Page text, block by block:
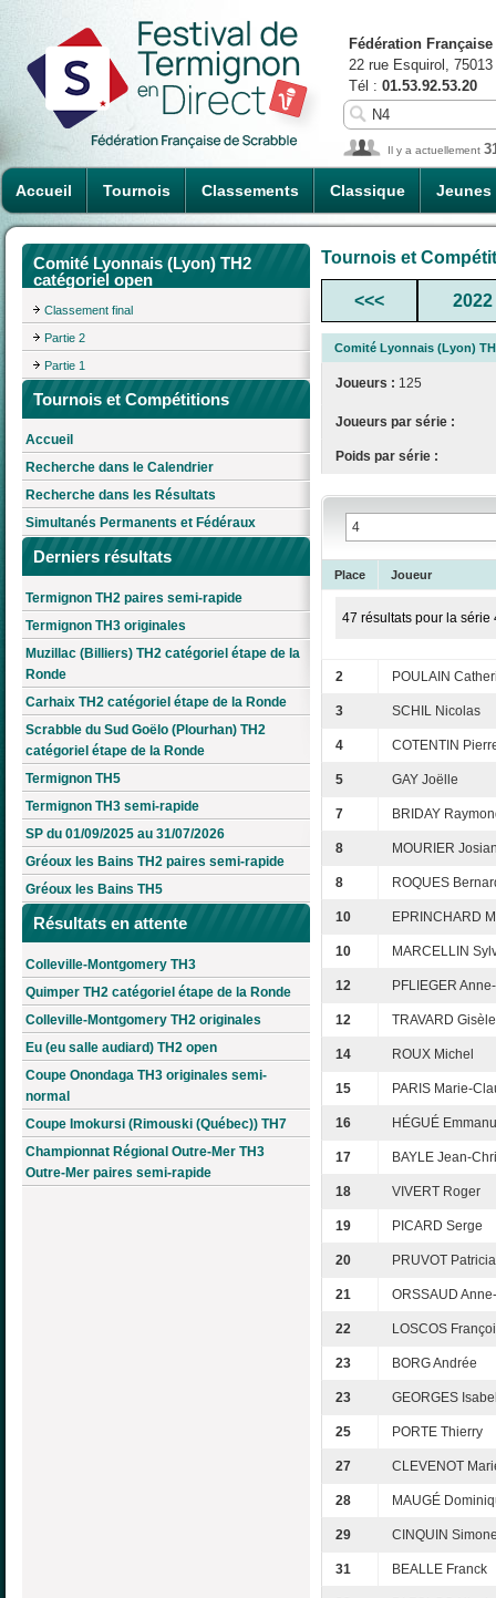
Accueil Tournois Classements Classique Jeunes
Fédération
22 rue Esquirol,
Tél : 01.53.92.53.20
Il y a actuellement
Comité Lyonnais (Lyon) TH2
catégoriel open
Classement final
Partie 2
Partie 1
Tournois et Compétitions
Accueil
Recherche dans le Calendrier
Recherche dans les Résultats
Simultanés Permanents et Fédéraux
Derniers résultats
Termignon TH2 paires semi-rapide
Termignon TH3 originales
Muzillac (Billiers) TH2 catégoriel étape de la
Ronde
Carhaix TH2 catégoriel étape de la Ronde
Scrabble du Sud Goëlo (Plourhan) TH2
catégoriel étape de la Ronde
Termignon TH5
Termignon TH3 semi-rapide
SP du 01/09/2025 au 31/07/2026
Gréoux les Bains TH2 paires semi-rapide
Gréoux les Bains TH5
Résultats en attente
Colleville-Montgomery TH3
Quimper TH2 catégoriel étape de la Ronde
Colleville-Montgomery TH2 originales
Eu (eu salle audiard) TH2 open
Coupe Onondaga TH3 originales semi-
normal
Coupe Imokursi (Rimouski (Québec)) TH7
Championnat Régional Outre-Mer TH3
Outre-Mer paires semi-rapide
Tournois et
<<< 2022
Comité Lyonnais (Lyon)
Joueurs : 125
Joueurs par série :
Poids par série :
Place Joueur
47 résultats pour la série
2 POULAIN
3 SCHIL Nicolas
4 COTENTIN
5 GAY Joëlle
7 BRIDAY
8 MOURIER
8 ROQUES
10 EPRINCHARD
10 MARCELLIN
12 PFLIEGER
12 TRAVARD Gisèle
14 ROUX Michel
15 PARIS Marie-
16 HÉGUÉ
17 BAYLE Jean-
18 VIVERT Roger
19 PICARD Serge
20 PRUVOT Patricia
21 ORSSAUD
22 LOSCOS
23 BORG Andrée
23 GEORGES
25 PORTE Thierry
27 CLEVENOT
28 MAUGÉ
29 CINQUIN
31 BEALLE Franck